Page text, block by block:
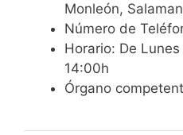
Monleón,
Número de
Horario: De
14:00h
Órgano